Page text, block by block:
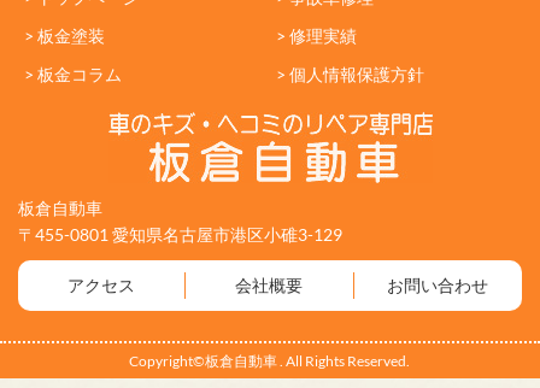
> 板金塗装
> 修理実績
> 板金コラム
> 個人情報保護方針
板倉自動車
〒455-0801 愛知県名古屋市港区小碓3-129
アクセス 会社概要 お問い合わせ
Copyright©板倉自動車 . All Rights Reserved.